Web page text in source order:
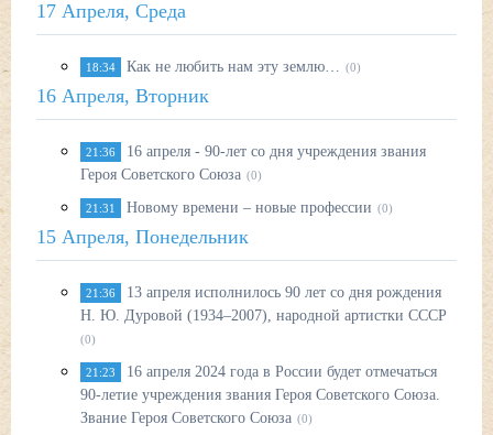
17 Апреля, Среда
18:34 Как не любить нам эту землю… (0)
16 Апреля, Вторник
21:36
16 апреля - 90-лет со дня учреждения звания
Героя Советского Союза (0)
21:31 Новому времени – новые профессии (0)
15 Апреля, Понедельник
21:36
13 апреля исполнилось 90 лет со дня рождения
Н. Ю. Дуровой (1934–2007), народной артистки СССР
(0)
21:23
16 апреля 2024 года в России будет отмечаться
90-летие учреждения звания Героя Советского Союза.
Звание Героя Советского Союза (0)